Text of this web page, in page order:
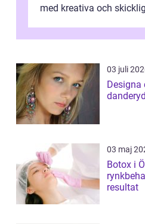
med kreativa och
03 juli
Designa
03 maj
Botox i
resultat